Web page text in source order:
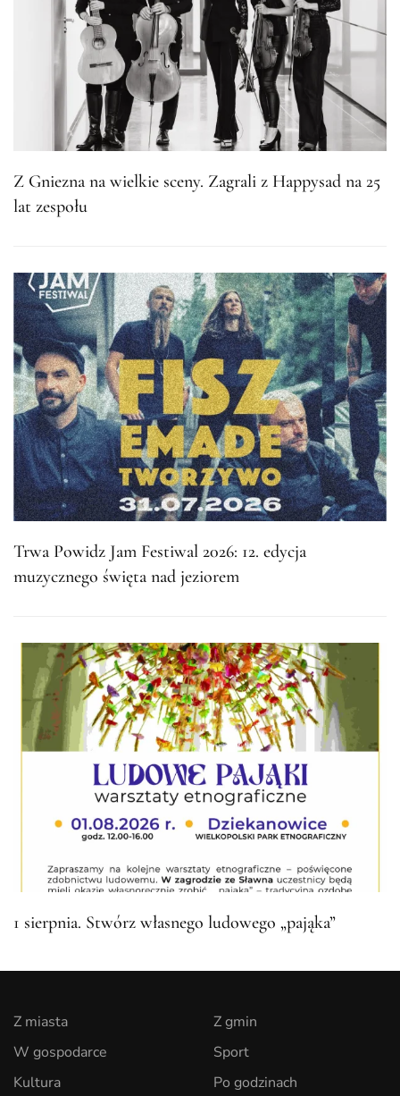
Z Gniezna na wielkie sceny. Zagrali z Happysad na 25
lat zespołu
Trwa Powidz Jam Festiwal 2026: 12. edycja
muzycznego święta nad jeziorem
1 sierpnia. Stwórz własnego ludowego „pająka”
Z miasta
W gospodarce
Kultura
Z gmin
Sport
Po godzinach